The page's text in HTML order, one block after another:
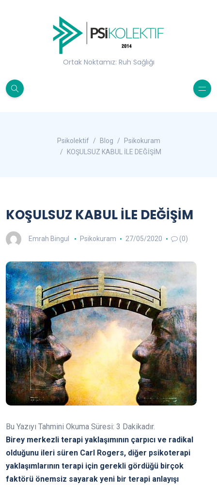
Ortak Noktamız: Ruh Sağlığı
Psikolektif Blog
Psikokuram
KOŞULSUZ KABUL İLE DEĞİŞİM
KOŞULSUZ KABUL İLE DEĞİŞİM
Emrah Bingul Psikokuram 27/05/2020 (0)
Bu Yazıyı Tahmini Okuma Süresi: 3 Dakikadır.
Birey merkezli terapi yaklaşımının çarpıcı ve radikal
olduğunu ileri süren Carl Rogers, diğer psikoterapi
yaklaşımlarının terapi için gerekli gördüğü birçok
faktörü önemsiz sayarak yeni bir terapi anlayışı